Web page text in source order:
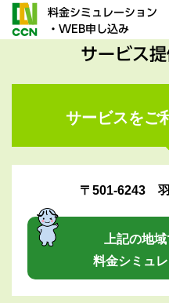
料金シミュレーション
・WEB申し込み
サービス
サービスをご
〒501-6243
上記の地
料金シミュ